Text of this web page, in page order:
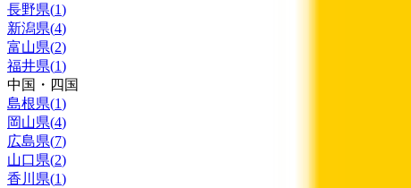
長野県(1)
新潟県(4)
富山県(2)
福井県(1)
中国・四国
島根県(1)
岡山県(4)
広島県(7)
山口県(2)
香川県(1)